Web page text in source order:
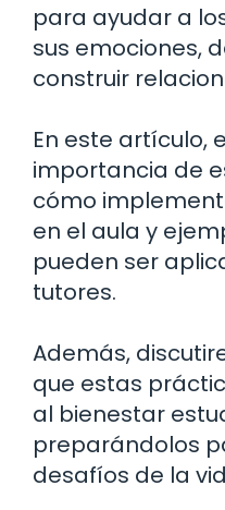
para ayudar a
sus emociones,
construir
En este artículo,
importancia de
cómo
en el aula y
pueden ser
tutores.
Además,
que estas
al bienestar
preparándolos
desafíos de la